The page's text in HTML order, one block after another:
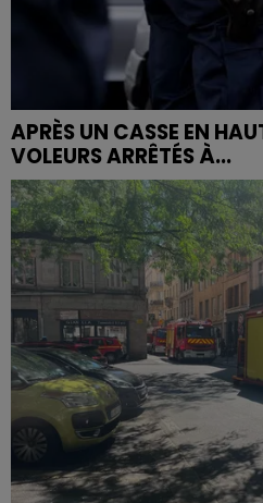
APRÈS UN CASSE EN
VOLEURS ARRÊTÉS À...